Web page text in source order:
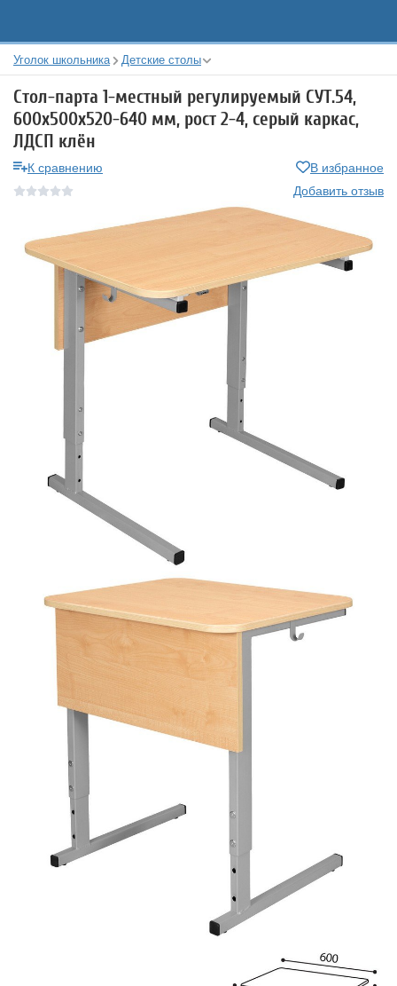
Уголок школьника Детские столы
Стол-парта 1-местный регулируемый СУТ.54,
600х500х520-640 мм, рост 2-4, серый каркас,
ЛДСП клён
К сравнению
В избранное
Добавить отзыв